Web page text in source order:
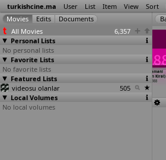
turkishcine.ma User List Item View Sort
All Movies
6,357
Personal Lists
No personal lists
Favorite Lists
No favorite lists
Featured Lists
videosu olanlar
505
Local Volumes
No local volumes
Küçüksün yavrum
(Temel Gürsu)
1988
Av Zamani
(Erden Kiral)
1988